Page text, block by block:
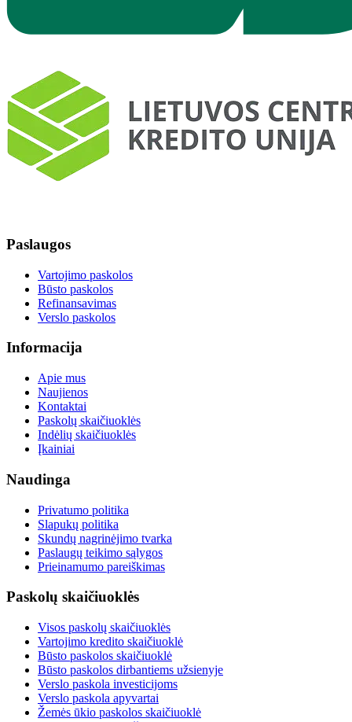
Paslaugos
Vartojimo paskolos
Būsto paskolos
Refinansavimas
Verslo paskolos
Informacija
Apie mus
Naujienos
Kontaktai
Paskolų skaičiuoklės
Indėlių skaičiuoklės
Įkainiai
Naudinga
Privatumo politika
Slapukų politika
Skundų nagrinėjimo tvarka
Paslaugų teikimo sąlygos
Prieinamumo pareiškimas
Paskolų skaičiuoklės
Visos paskolų skaičiuoklės
Vartojimo kredito skaičiuoklė
Būsto paskolos skaičiuoklė
Būsto paskolos dirbantiems užsienyje
Verslo paskola investicijoms
Verslo paskola apyvartai
Žemės ūkio paskolos skaičiuoklė